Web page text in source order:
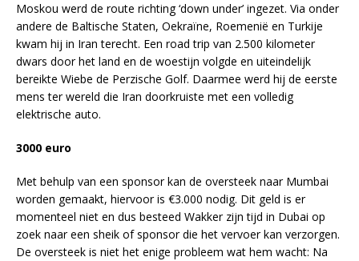
Moskou werd de route richting ‘down under’ ingezet. Via onder
andere de Baltische Staten, Oekraïne, Roemenië en Turkije
kwam hij in Iran terecht. Een road trip van 2.500 kilometer
dwars door het land en de woestijn volgde en uiteindelijk
bereikte Wiebe de Perzische Golf. Daarmee werd hij de eerste
mens ter wereld die Iran doorkruiste met een volledig
elektrische auto.
3000 euro
Met behulp van een sponsor kan de oversteek naar Mumbai
worden gemaakt, hiervoor is €3.000 nodig. Dit geld is er
momenteel niet en dus besteed Wakker zijn tijd in Dubai op
zoek naar een sheik of sponsor die het vervoer kan verzorgen.
De oversteek is niet het enige probleem wat hem wacht: Na